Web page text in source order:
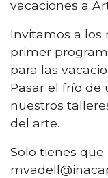
vacaciones a
Invitamos a los
primer
para las
Pasar el frío
nuestros
del arte.
Solo tienes